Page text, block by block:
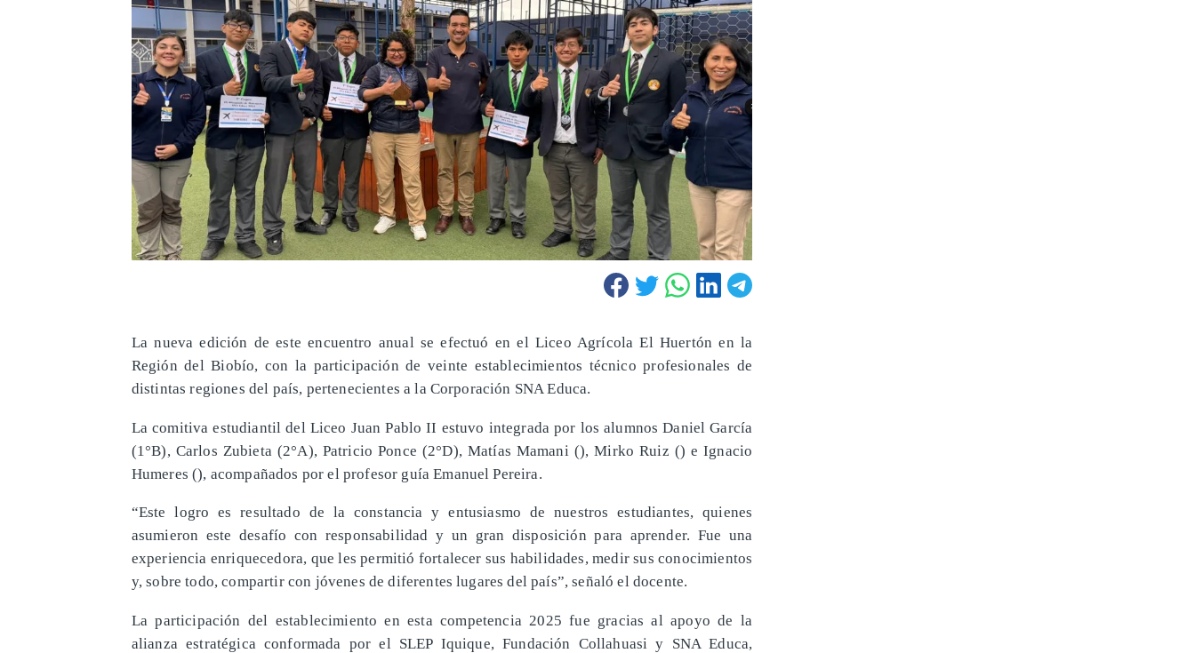
La nueva edición de este encuentro anual se efectuó en el Liceo Agrícola El Huertón en la
Región del Biobío, con la participación de veinte establecimientos técnico profesionales de
distintas regiones del país, pertenecientes a la Corporación SNA Educa.
La comitiva estudiantil del Liceo Juan Pablo II estuvo integrada por los alumnos Daniel García
(1°B), Carlos Zubieta (2°A), Patricio Ponce (2°D), Matías Mamani (), Mirko Ruiz () e Ignacio
Humeres (), acompañados por el profesor guía Emanuel Pereira.
“Este logro es resultado de la constancia y entusiasmo de nuestros estudiantes, quienes
asumieron este desafío con responsabilidad y un gran disposición para aprender. Fue una
experiencia enriquecedora, que les permitió fortalecer sus habilidades, medir sus conocimientos
y, sobre todo, compartir con jóvenes de diferentes lugares del país”, señaló el docente.
La participación del establecimiento en esta competencia 2025 fue gracias al apoyo de la
alianza estratégica conformada por el SLEP Iquique, Fundación Collahuasi y SNA Educa,